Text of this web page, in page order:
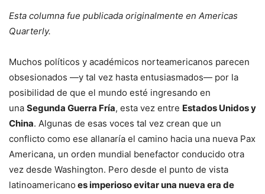
Esta columna fue publicada originalmente en Americas
Quarterly.
Muchos políticos y académicos norteamericanos parecen
obsesionados —y tal vez hasta entusiasmados— por la
posibilidad de que el mundo esté ingresando en
una Segunda Guerra Fría, esta vez entre Estados Unidos y
China. Algunas de esas voces tal vez crean que un
conflicto como ese allanaría el camino hacia una nueva Pax
Americana, un orden mundial benefactor conducido otra
vez desde Washington. Pero desde el punto de vista
latinoamericano es imperioso evitar una nueva era de